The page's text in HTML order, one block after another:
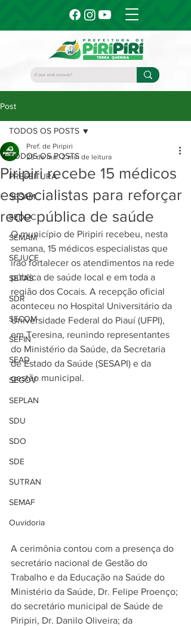
Post
TODOS OS POSTS
PREFEITURA
SESAM
SEDUC
SEMAM
SEJUCE
SETAS
SDR
SECOM
SEFIN
SEAD
SEGOV
SEPLAN
SDU
SDO
SDE
SUTRAN
SEMAF
Ouvidoria
TODOS OS POSTS
Piripiri recebe 15 médicos
especialistas para reforçar
rede pública de saúde
Pref. de Piripiri
28 de mai. 2 min de leitura
O município de Piripiri recebeu, nesta
semana, 15 médicos especialistas que
irão fortalecer os atendimentos na rede
pública de saúde local e em toda a
região dos Cocais. A recepção oficial
aconteceu no Hospital Universitário da
Universidade Federal do Piauí (UFPI),
em Teresina, reunindo representantes
do Ministério da Saúde, da Secretaria
de Estado da Saúde (SESAPI) e da
gestão municipal.
A cerimônia contou com a presença do
secretário nacional de Gestão do
Trabalho e da Educação na Saúde do
Ministério da Saúde, Dr. Felipe Proenço;
do secretário municipal de Saúde de
Piripiri, Dr. Danilo Oliveira; da